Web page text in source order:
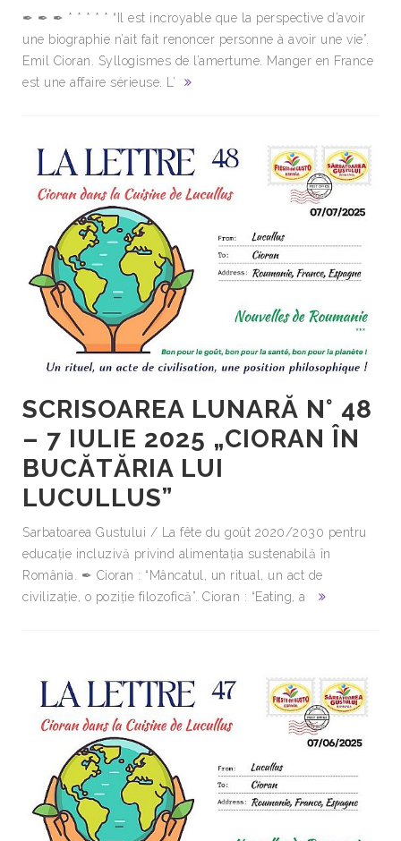
✒ ✒ ✒ * * * * * “Il est incroyable que la perspective d’avoir
une biographie n’ait fait renoncer personne à avoir une vie”.
Emil Cioran. Syllogismes de l’amertume. Manger en France
est une affaire sérieuse. L’
SCRISOAREA LUNARĂ N° 48
– 7 IULIE 2025 „CIORAN ÎN
BUCĂTĂRIA LUI
LUCULLUS”
Sarbatoarea Gustului / La fête du goût 2020/2030 pentru
educație incluzivă privind alimentația sustenabilă în
România. ✒ Cioran : “Mâncatul, un ritual, un act de
civilizație, o poziție filozofică”. Cioran : “Eating, a